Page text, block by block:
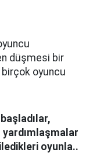
düşmesi bir
oyuncu
oyunla..